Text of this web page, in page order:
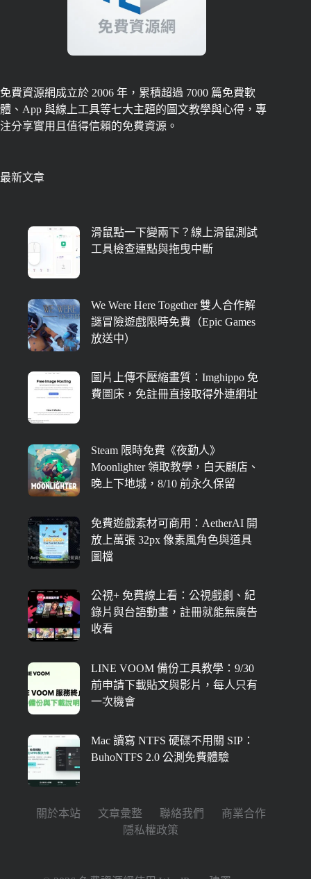
免費資源網成立於 2006 年，累積超過 7000 篇免費軟
體、App 與線上工具等七大主題的圖文教學與心得，專
注分享實用且值得信賴的免費資源。
最新文章
滑鼠點一下變兩下？線上滑鼠測試
工具檢查連點與拖曳中斷
We Were Here Together 雙人合作解
謎冒險遊戲限時免費（Epic Games
放送中）
圖片上傳不壓縮畫質：Imghippo 免
費圖床，免註冊直接取得外連網址
Steam 限時免費《夜勤人》
Moonlighter 領取教學，白天顧店、
晚上下地城，8/10 前永久保留
免費遊戲素材可商用：AetherAI 開
放上萬張 32px 像素風角色與道具
圖檔
公視+ 免費線上看：公視戲劇、紀
錄片與台語動畫，註冊就能無廣告
收看
LINE VOOM 備份工具教學：9/30
前申請下載貼文與影片，每人只有
一次機會
Mac 讀寫 NTFS 硬碟不用關 SIP：
BuhoNTFS 2.0 公測免費體驗
關於本站 文章彙整 聯絡我們
商業合作
隱私權政策